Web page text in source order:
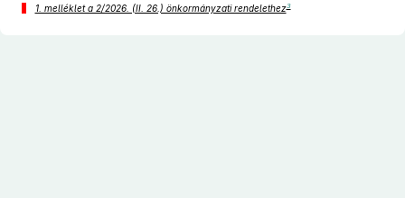
1. melléklet a 2/2026. (II. 26.) önkormányzati rendelethez3